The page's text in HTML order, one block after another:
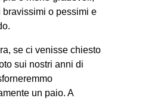
EVENTI
Fb
tw
bravissimi o pessimi e
se ci venisse chiesto
sui nostri anni di
un paio. A